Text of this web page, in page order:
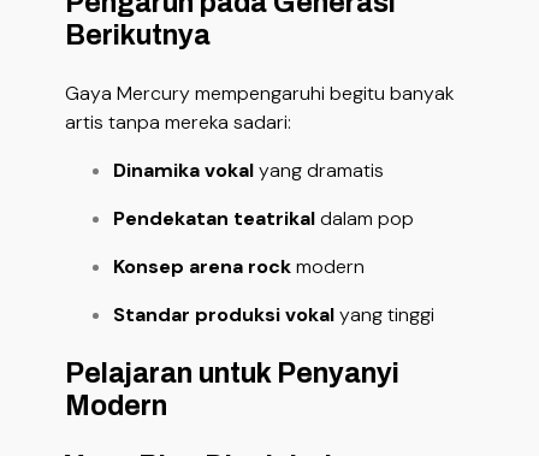
Berikutnya
Gaya Mercury mempengaruhi begitu banyak
artis tanpa mereka sadari:
Dinamika vokalyang dramatis
Pendekatan teatrikaldalam pop
Konsep arena rockmodern
Standar produksi vokalyang tinggi
Pelajaran untuk Penyanyi
Modern